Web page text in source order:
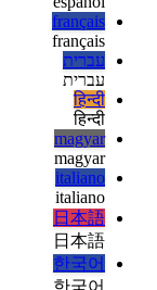
esperanto
esperanto
español
español
français
français
עברית
עברית
हिन्दी
हिन्दी
magyar
magyar
italiano
italiano
日本語